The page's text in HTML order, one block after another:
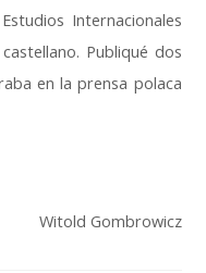
Internacionales
Publiqué dos
en la prensa polaca
Witold Gombrowicz